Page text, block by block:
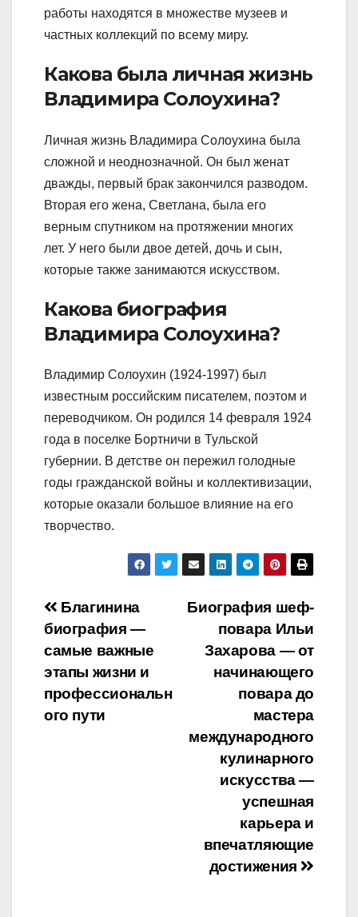
работы находятся в множестве музеев и
частных коллекций по всему миру.
Какова была личная жизнь
Владимира Солоухина?
Личная жизнь Владимира Солоухина была
сложной и неоднозначной. Он был женат
дважды, первый брак закончился разводом.
Вторая его жена, Светлана, была его
верным спутником на протяжении многих
лет. У него были двое детей, дочь и сын,
которые также занимаются искусством.
Какова биография
Владимира Солоухина?
Владимир Солоухин (1924-1997) был
известным российским писателем, поэтом и
переводчиком. Он родился 14 февраля 1924
года в поселке Бортничи в Тульской
губернии. В детстве он пережил голодные
годы гражданской войны и коллективизации,
которые оказали большое влияние на его
творчество.
Навигация
по
записям
Биография шеф-
повара Ильи
Захарова — от
начинающего
повара до
мастера
международного
кулинарного
искусства —
успешная
карьера и
впечатляющие
достижения
Благинина
биография —
самые важные
этапы жизни и
профессиональн
ого пути